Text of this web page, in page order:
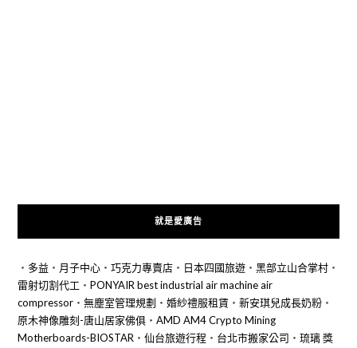
就是愛廣告
‧ 多益‧ 月子中心‧ 巧克力專賣店‧ 日本四國旅遊‧ 黑部立山合掌村‧
雷射切割代工 ‧ PONYAIR best industrial air machine air
compressor‧ 無塵室管理規劃 ‧ 婚紗禮服租賃‧ 新安琪兒成長奶粉‧
原木神像雕刻-唐山居家佛俱‧ AMD AM4 Crypto Mining
Motherboards-BIOSTAR‧ 仙台旅遊行程 ‧ 台北市搬家公司 ‧ 琉璃 獎